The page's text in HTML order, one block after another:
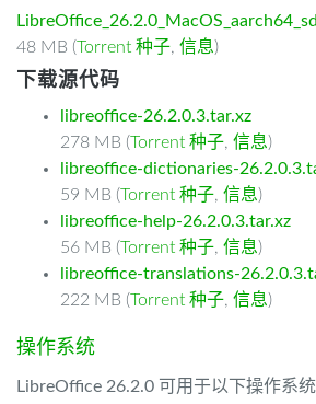
48 MB (Torrent 种子, 信息)
下载源代码
libreoffice-26.2.0.3.tar.xz
278 MB (Torrent 种子, 信息)
libreoffice-dictionaries-
59 MB (Torrent 种子, 信息)
libreoffice-help-26.2.0.3.tar.xz
56 MB (Torrent 种子, 信息)
libreoffice-translations-
222 MB (Torrent 种子, 信息)
操作系统
LibreOffice 26.2.0 可用于以下操作系